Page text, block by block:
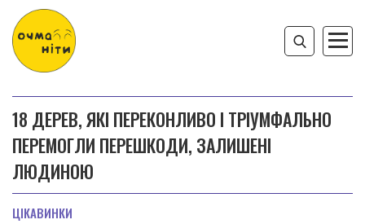
18 ДЕРЕВ, ЯКІ ПЕРЕКОНЛИВО І ТРІУМФАЛЬНО
ПЕРЕМОГЛИ ПЕРЕШКОДИ, ЗАЛИШЕНІ
ЛЮДИНОЮ
ЦІКАВИНКИ